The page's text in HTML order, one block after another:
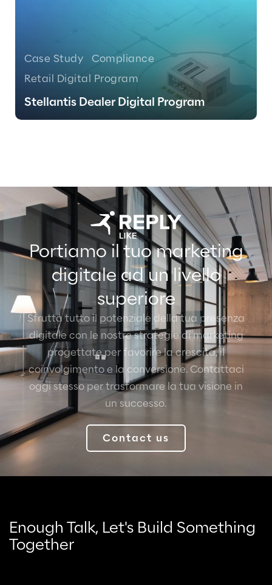
Case Study
Compliance
Retail Digital Program
Stellantis Dealer Digital Program
Portiamo il tuo marketing
digitale ad un livello
superiore
Sfrutta tutto il potenziale della tua presenza
digitale con le nostre strategie di marketing
progettate per favorire la crescita, il
coinvolgimento e la conversione.Contattaci
oggi stesso per trasformare la tua visione in
un successo.
Contact us
Enough Talk, Let's Build Something
Together